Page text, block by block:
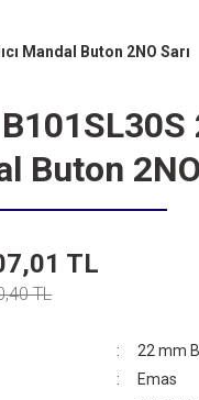
Mandal Buton 2NO Sarı
Buton
TL
TL
22 mm
Emas